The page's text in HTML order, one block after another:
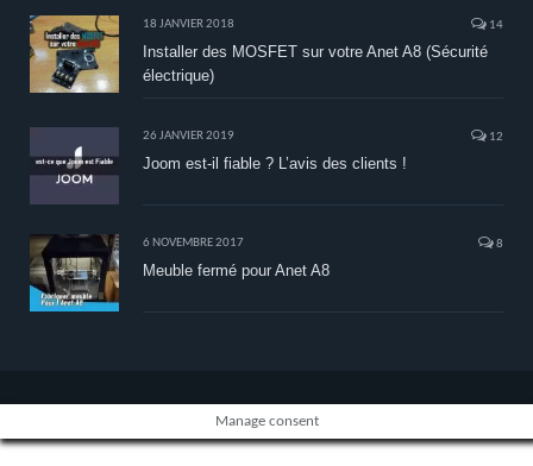
18 JANVIER 2018 14
Installer des MOSFET sur votre Anet A8 (Sécurité
électrique)
26 JANVIER 2019 12
Joom est-il fiable ? L’avis des clients !
6 NOVEMBRE 2017 8
Meuble fermé pour Anet A8
Manage consent